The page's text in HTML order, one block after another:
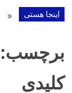
اینجا هستی
برچسب:
کلیدی